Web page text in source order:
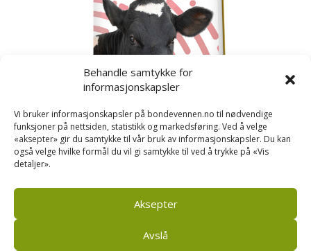
Behandle samtykke for
informasjonskapsler
Vi bruker informasjonskapsler på bondevennen.no til nødvendige
funksjoner på nettsiden, statistikk og markedsføring. Ved å velge
«aksepter» gir du samtykke til vår bruk av informasjonskapsler. Du kan
også velge hvilke formål du vil gi samtykke til ved å trykke på «Vis
detaljer».
Aksepter
Avslå
Kusignal